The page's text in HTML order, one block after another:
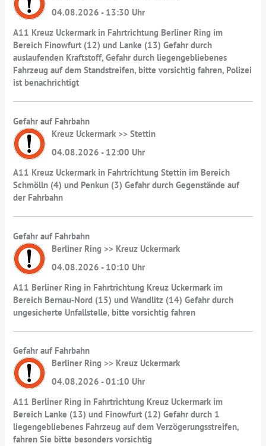
04.08.2026 - 13:30 Uhr
A11 Kreuz Uckermark in Fahrtrichtung Berliner Ring im
Bereich Finowfurt (12) und Lanke (13) Gefahr durch
auslaufenden Kraftstoff, Gefahr durch liegengebliebenes
Fahrzeug auf dem Standstreifen, bitte vorsichtig fahren, Polizei
ist benachrichtigt
Gefahr auf Fahrbahn
Kreuz Uckermark >> Stettin
04.08.2026 - 12:00 Uhr
A11 Kreuz Uckermark in Fahrtrichtung Stettin im Bereich
Schmölln (4) und Penkun (3) Gefahr durch Gegenstände auf
der Fahrbahn
Gefahr auf Fahrbahn
Berliner Ring >> Kreuz Uckermark
04.08.2026 - 10:10 Uhr
A11 Berliner Ring in Fahrtrichtung Kreuz Uckermark im
Bereich Bernau-Nord (15) und Wandlitz (14) Gefahr durch
ungesicherte Unfallstelle, bitte vorsichtig fahren
Gefahr auf Fahrbahn
Berliner Ring >> Kreuz Uckermark
04.08.2026 - 01:10 Uhr
A11 Berliner Ring in Fahrtrichtung Kreuz Uckermark im
Bereich Lanke (13) und Finowfurt (12) Gefahr durch 1
liegengebliebenes Fahrzeug auf dem Verzögerungsstreifen,
fahren Sie bitte besonders vorsichtig